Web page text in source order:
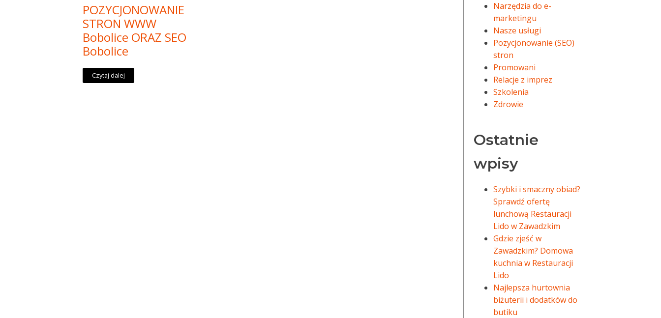
POZYCJONOWANIE
STRON WWW
Bobolice ORAZ SEO
Bobolice
Czytaj dalej
Narzędzia do e-
marketingu
Nasze usługi
Pozycjonowanie (SEO)
stron
Promowani
Relacje z imprez
Szkolenia
Zdrowie
Ostatnie
wpisy
Szybki i smaczny obiad?
Sprawdź ofertę
lunchową Restauracji
Lido w Zawadzkim
Gdzie zjeść w
Zawadzkim? Domowa
kuchnia w Restauracji
Lido
Najlepsza hurtownia
biżuterii i dodatków do
butiku